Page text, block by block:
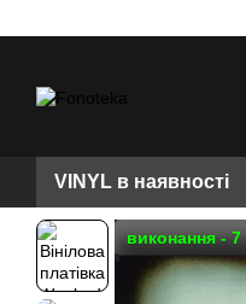
VINYL в наявності
виконання - 7